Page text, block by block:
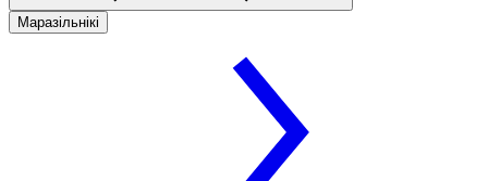
Маразільнікі